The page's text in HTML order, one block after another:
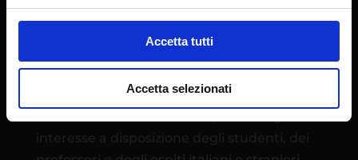
Accetta tutti
Accetta selezionati
Università telematica con Decreto
Novedrate (CO), in un campus immerso nel
tranquillo verde della Brianza con 270
interesse a disposizione degli studenti, dei